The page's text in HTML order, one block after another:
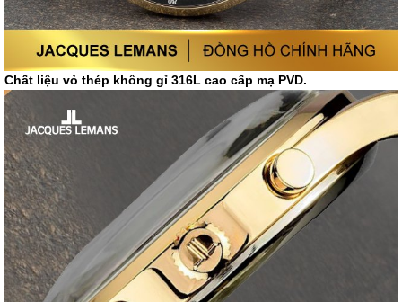
Chất liệu vỏ thép không gỉ 316L cao cấp mạ PVD.